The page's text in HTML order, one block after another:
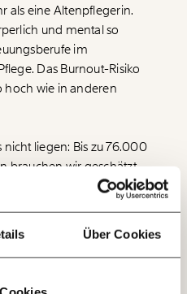
Über Cookies
wir können gemeinsam
dass sie für alle
sind für alle frei im
Und das wird auch
für den Fortschritt und
Mitgliedsbeitrag.
0498 0007 6017
und Antworten.
als eine Altenpflegerin.
und mental so
im
Das Burnout-Risiko
hoch wie in anderen
liegen: Bis zu 76.000
brauchen wir geschätzt
es also nicht: Was Frauen
deutlich weniger wert.
Leistung eben